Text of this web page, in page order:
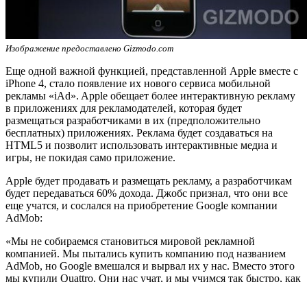
Изображение предоставлено Gizmodo.com
Еще одной важной функцией, представленной Apple вместе с
iPhone 4, стало появление их нового сервиса мобильной
рекламы «iAd». Apple обещает более интерактивную рекламу
в приложениях для рекламодателей, которая будет
размещаться разработчиками в их (предположительно
бесплатных) приложениях. Реклама будет создаваться на
HTML5 и позволит использовать интерактивные медиа и
игры, не покидая само приложение.
Apple будет продавать и размещать рекламу, а разработчикам
будет передаваться 60% дохода. Джобс признал, что они все
еще учатся, и сослался на приобретение Google компании
AdMob:
«Мы не собираемся становиться мировой рекламной
компанией. Мы пытались купить компанию под названием
AdMob, но Google вмешался и вырвал их у нас. Вместо этого
мы купили Quattro. Они нас учат, и мы учимся так быстро, как